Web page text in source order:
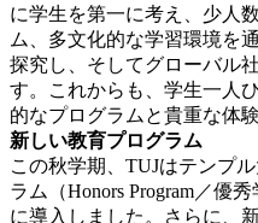
に学生を第一に考え、少人
ム、多文化的な学習環境を
探究し、そしてグローバル
す。これからも、学生一人
的なプログラムと貴重な体
新しい教育プログラム
この秋学期、TUJはテンプ
ラム（Honors Program／優
に導入しました。さらに、